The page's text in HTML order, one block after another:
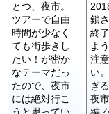
とつ、夜市。
ツアーで自由
時間が少なく
ても街歩きし
たい！が密か
なテーマだっ
たので、夜市
には絶対行こ
鎖
終
よ
注
い
ぎ
夜